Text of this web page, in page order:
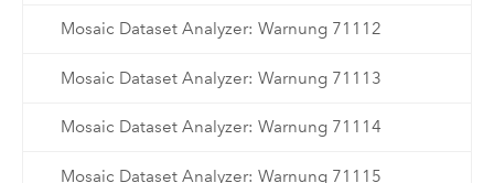
Mosaic Dataset Analyzer: Warnung 71112
Mosaic Dataset Analyzer: Warnung 71113
Mosaic Dataset Analyzer: Warnung 71114
Mosaic Dataset Analyzer: Warnung 71115